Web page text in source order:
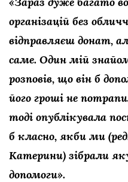
організацій без
відправляєш донат,
саме. Один мій
розповів, що він б
його гроші не
тоді опублікувала
б класно, якби ми
Катерини) зібрали
допомоги».